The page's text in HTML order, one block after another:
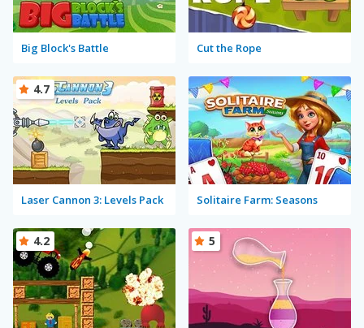
Big Block's Battle Cut the Rope
Laser Cannon 3: Levels Pack
4.7
Solitaire Farm: Seasons
4.2 5